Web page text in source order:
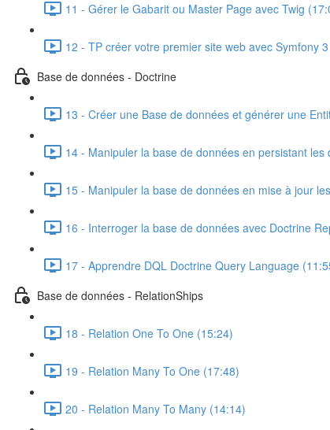
11 - Gérer le Gabarit ou Master Page avec Twig
12 - TP créer votre premier site web avec Symfony
Base de données - Doctrine
13 - Créer une Base de données et générer une
14 - Manipuler la base de données en persistant
15 - Manipuler la base de données en mise à jour
16 - Interroger la base de données avec Doctrine
17 - Apprendre DQL Doctrine Query Language
Base de données - RelationShips
18 - Relation One To One (15:24)
19 - Relation Many To One (17:48)
20 - Relation Many To Many (14:14)